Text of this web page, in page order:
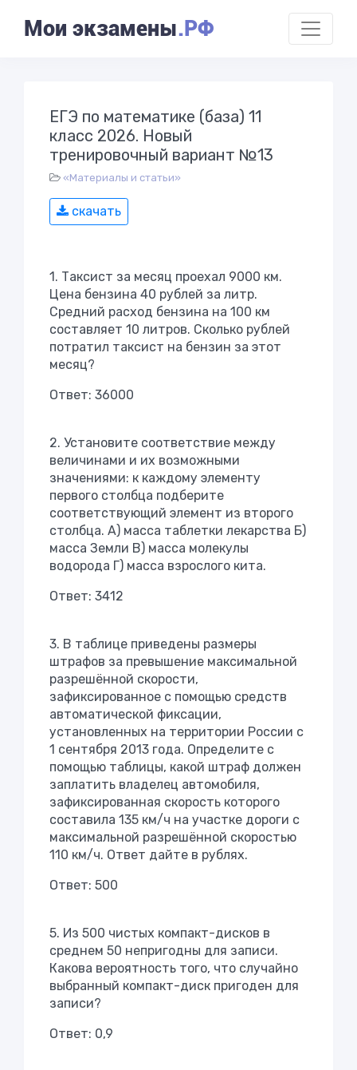
Мои экзамены.РФ
ЕГЭ по математике (база) 11
класс 2026. Новый
тренировочный вариант №13
«Материалы и статьи»
скачать
1. Таксист за месяц проехал 9000 км.
Цена бензина 40 рублей за литр.
Средний расход бензина на 100 км
составляет 10 литров. Сколько рублей
потратил таксист на бензин за этот
месяц?
Ответ: 36000
2. Установите соответствие между
величинами и их возможными
значениями: к каждому элементу
первого столбца подберите
соответствующий элемент из второго
столбца. А) масса таблетки лекарства Б)
масса Земли В) масса молекулы
водорода Г) масса взрослого кита.
Ответ: 3412
3. В таблице приведены размеры
штрафов за превышение максимальной
разрешённой скорости,
зафиксированное с помощью средств
автоматической фиксации,
установленных на территории России с
1 сентября 2013 года. Определите с
помощью таблицы, какой штраф должен
заплатить владелец автомобиля,
зафиксированная скорость которого
составила 135 км/ч на участке дороги с
максимальной разрешённой скоростью
110 км/ч. Ответ дайте в рублях.
Ответ: 500
5. Из 500 чистых компакт-дисков в
среднем 50 непригодны для записи.
Какова вероятность того, что случайно
выбранный компакт-диск пригоден для
записи?
Ответ: 0,9